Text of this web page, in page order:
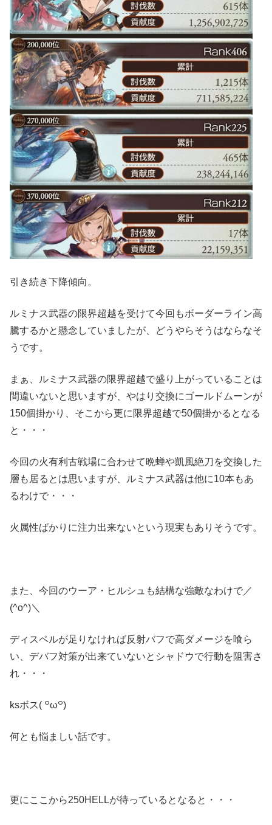
引き続き下降傾向。
ルミナス武器の限界超越を受けて今回もボーダーライン高
騰するかと懸念していましたが、どうやらそうはならなそ
うです。
まぁ、ルミナス武器の限界超越で盛り上がっていることは
間違いないと思いますが、やはり交換にゴールドムーンが
150個掛かり、そこから更に限界超越で50個掛かるとなる
と・・・
今回の火有利古戦場に合わせて晩蝉や凱風絶刀を交換した
層も居るとは思いますが、ルミナス武器は他に10本もあ
るわけで・・・
火属性ばかりに注力出来ないという現実もありそうです。
また、今回のウーア・ヒルシュも結構な強敵なわけで／
(^o^)＼
ディスペルが足りなければ反射バフで高ダメージを喰ら
い、デバフ対策が出来ていないとシャドウで行動を阻害さ
れ・・・
ksボス( ꒪ω꒪)
何とも悩ましい話です。
更にここから250HELLが待っているとなると・・・